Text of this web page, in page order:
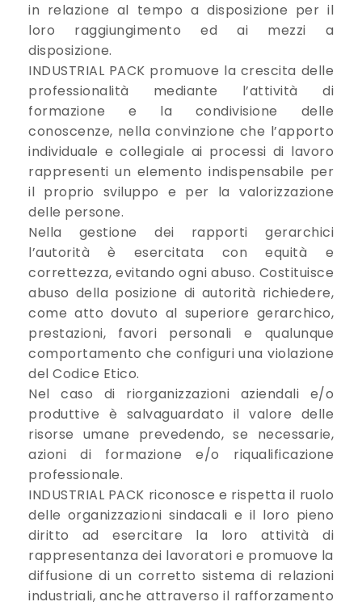
in relazione al tempo a disposizione per il
loro raggiungimento ed ai mezzi a
disposizione.
INDUSTRIAL PACK promuove la crescita delle
professionalità mediante l’attività di
formazione e la condivisione delle
conoscenze, nella convinzione che l’apporto
individuale e collegiale ai processi di lavoro
rappresenti un elemento indispensabile per
il proprio sviluppo e per la valorizzazione
delle persone.
Nella gestione dei rapporti gerarchici
l’autorità è esercitata con equità e
correttezza, evitando ogni abuso. Costituisce
abuso della posizione di autorità richiedere,
come atto dovuto al superiore gerarchico,
prestazioni, favori personali e qualunque
comportamento che configuri una violazione
del Codice Etico.
Nel caso di riorganizzazioni aziendali e/o
produttive è salvaguardato il valore delle
risorse umane prevedendo, se necessarie,
azioni di formazione e/o riqualificazione
professionale.
INDUSTRIAL PACK riconosce e rispetta il ruolo
delle organizzazioni sindacali e il loro pieno
diritto ad esercitare la loro attività di
rappresentanza dei lavoratori e promuove la
diffusione di un corretto sistema di relazioni
industriali, anche attraverso il rafforzamento